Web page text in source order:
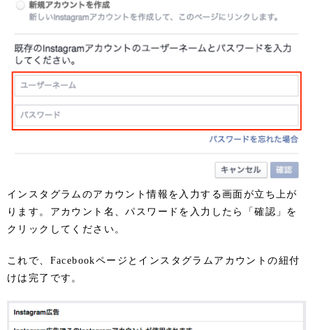
インスタグラムのアカウント情報を入力する画面が立ち上が
ります。アカウント名、パスワードを入力したら「確認」を
クリックしてください。
これで、Facebookページとインスタグラムアカウントの紐付
けは完了です。